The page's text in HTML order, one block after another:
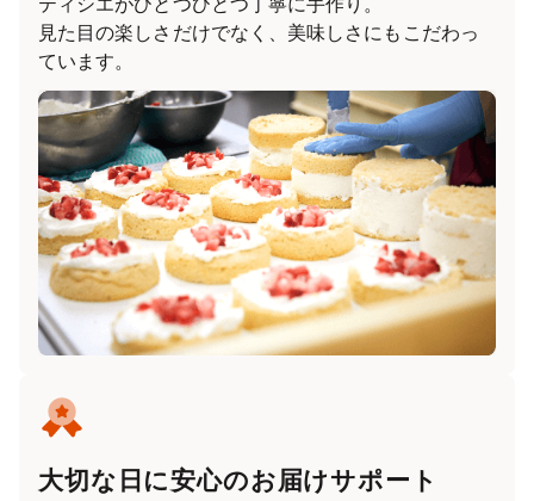
見た目の楽しさだけでなく、美味しさにもこだわっ
ています。
大切な日に安心のお届けサポート